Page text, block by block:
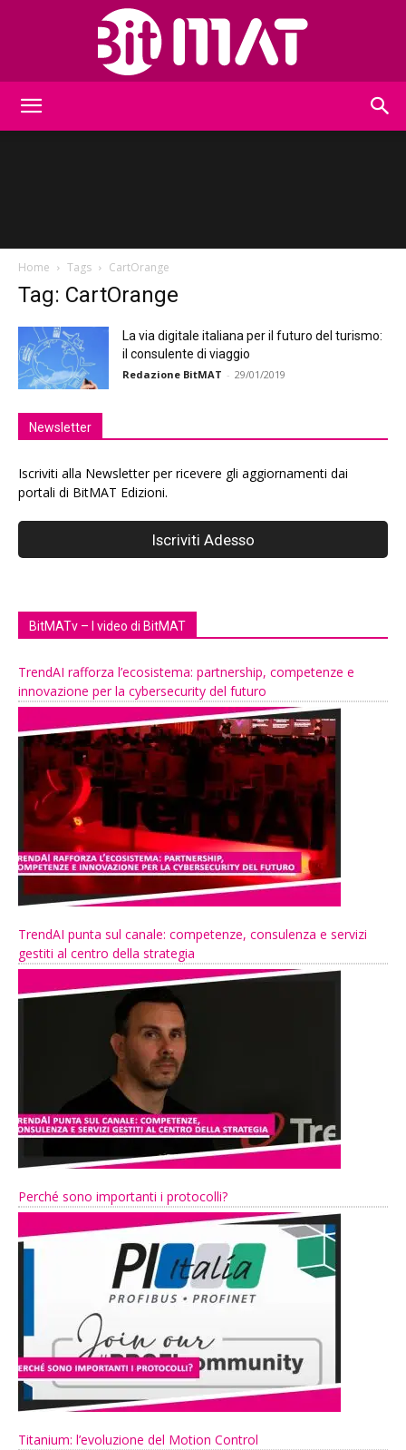
Home Tags CartOrange
Tag: CartOrange
La via digitale italiana per il futuro del turismo:
il consulente di viaggio
Redazione BitMAT - 29/01/2019
Newsletter
Iscriviti alla Newsletter per ricevere gli aggiornamenti dai
portali di BitMAT Edizioni.
BitMATv – I video di BitMAT
TrendAI rafforza l’ecosistema: partnership, competenze e
innovazione per la cybersecurity del futuro
TrendAI punta sul canale: competenze, consulenza e servizi
gestiti al centro della strategia
Perché sono importanti i protocolli?
Titanium: l’evoluzione del Motion Control